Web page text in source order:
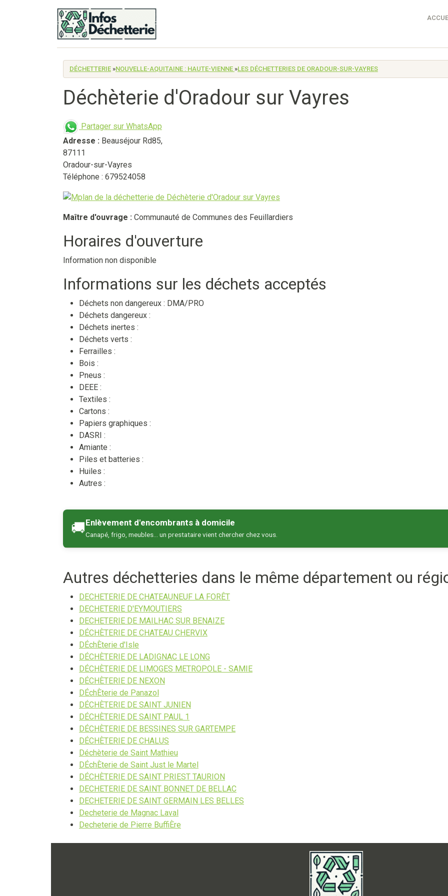
DÉCHETTERIE »NOUVELLE-AQUITAINE : HAUTE-VIENNE »LES DÉCHETTERIES DE ORADOUR-SUR-VAYRES
Déchèterie d'Oradour sur Vayres
Partager sur WhatsApp
Adresse : Beauséjour Rd85,
87111
Oradour-sur-Vayres
Téléphone : 679524058
Maître d'ouvrage : Communauté de Communes des Feuillardiers
Horaires d'ouverture
Information non disponible
Informations sur les déchets acceptés
Déchets non dangereux : DMA/PRO
Déchets dangereux :
Déchets inertes :
Déchets verts :
Ferrailles :
Bois :
Pneus :
DEEE :
Textiles :
Cartons :
Papiers graphiques :
DASRI :
Amiante :
Piles et batteries :
Huiles :
Autres :
🚚Enlèvement d'encombrants à domicile
Canapé, frigo, meubles… un prestataire vient chercher chez vous.
Autres déchetteries dans le même département ou
DECHETERIE DE CHATEAUNEUF LA FORÊT
DECHETERIE D'EYMOUTIERS
DECHETERIE DE MAILHAC SUR BENAIZE
DÉCHÈTERIE DE CHATEAU CHERVIX
DÉchÈterie d'Isle
DÉCHÈTERIE DE LADIGNAC LE LONG
DÉCHÈTERIE DE LIMOGES METROPOLE - SAMIE
DÉCHÈTERIE DE NEXON
DÉchÈterie de Panazol
DÉCHÈTERIE DE SAINT JUNIEN
DÉCHÈTERIE DE SAINT PAUL 1
DÉCHÈTERIE DE BESSINES SUR GARTEMPE
DÉCHÈTERIE DE CHALUS
Déchèterie de Saint Mathieu
DÉchÈterie de Saint Just le Martel
DÉCHÈTERIE DE SAINT PRIEST TAURION
DECHETERIE DE SAINT BONNET DE BELLAC
DECHETERIE DE SAINT GERMAIN LES BELLES
Decheterie de Magnac Laval
Decheterie de Pierre BuffiÈre